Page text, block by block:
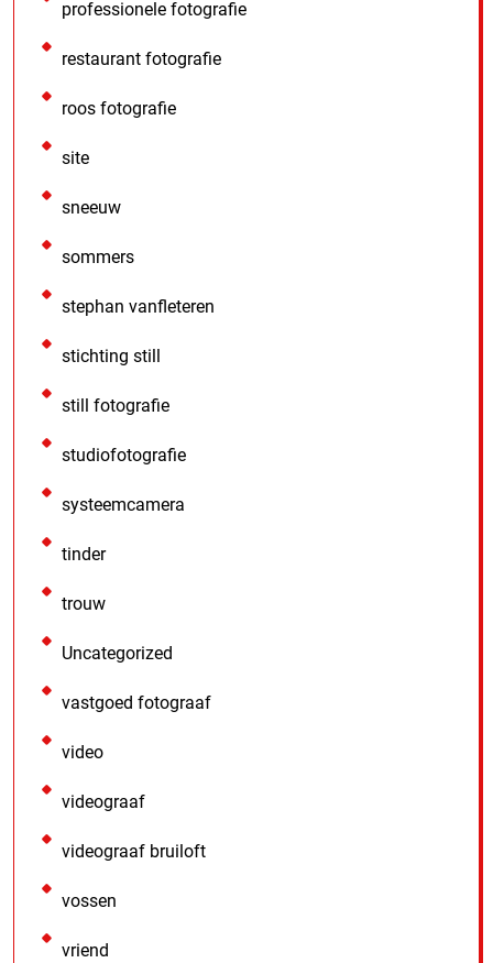
professionele fotografie
restaurant fotografie
roos fotografie
site
sneeuw
sommers
stephan vanfleteren
stichting still
still fotografie
studiofotografie
systeemcamera
tinder
trouw
Uncategorized
vastgoed fotograaf
video
videograaf
videograaf bruiloft
vossen
vriend